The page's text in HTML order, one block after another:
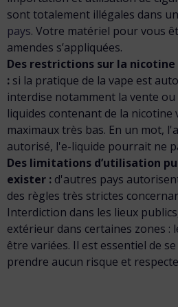
sonttotalement illégales dans un
pays. Votre matériel pour vous
amendes s’appliquées.
Des restrictions sur la nicotine
: si la pratique de la vape est
interdise notamment la vente
liquides contenant de la nicotine
maximaux très bas. En un mot,
autorisé, l'e-liquide pourrait ne
Des limitations d’utilisation
exister : d'autres pays
des règles très strictes
Interdiction dans les lieux
extérieur dans certaines zones :
être variées. Il est essentiel de
prendre aucun risque et